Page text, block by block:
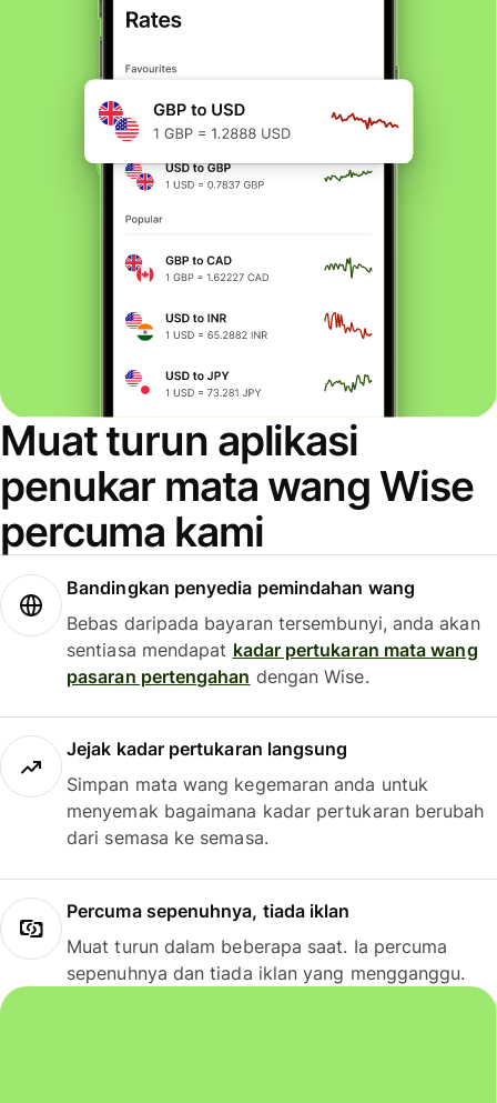
Muat turun aplikasi
penukar mata wang Wise
percuma kami
Bandingkan penyedia pemindahan wang
Bebas daripada bayaran tersembunyi, anda akan
sentiasa mendapat kadar pertukaran mata wang
pasaran pertengahan dengan Wise.
Jejak kadar pertukaran langsung
Simpan mata wang kegemaran anda untuk
menyemak bagaimana kadar pertukaran berubah
dari semasa ke semasa.
Percuma sepenuhnya, tiada iklan
Muat turun dalam beberapa saat. Ia percuma
sepenuhnya dan tiada iklan yang mengganggu.